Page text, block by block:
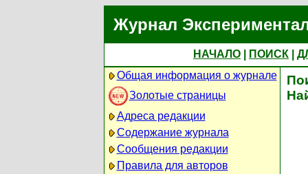
Журнал
НАЧАЛО ПОИСК
Общая информация о журнале
Золотые страницы
Адреса редакции
Содержание журнала
Сообщения редакции
Правила для авторов